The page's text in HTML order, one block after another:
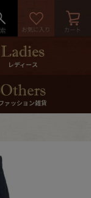
ポンプレゼン
レゼント
ジ
レディース
ァッション雑貨